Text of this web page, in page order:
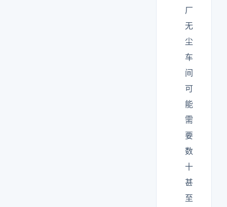
厂
无
尘
车
间
可
能
需
要
数
十
甚
至